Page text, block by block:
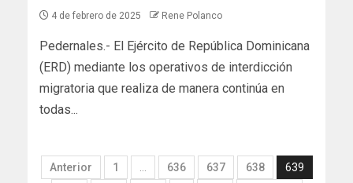
4 de febrero de 2025 Rene Polanco
Pedernales.- El Ejército de República Dominicana
(ERD) mediante los operativos de interdicción
migratoria que realiza de manera continúa en
todas...
Anterior 1 636 637 638
639